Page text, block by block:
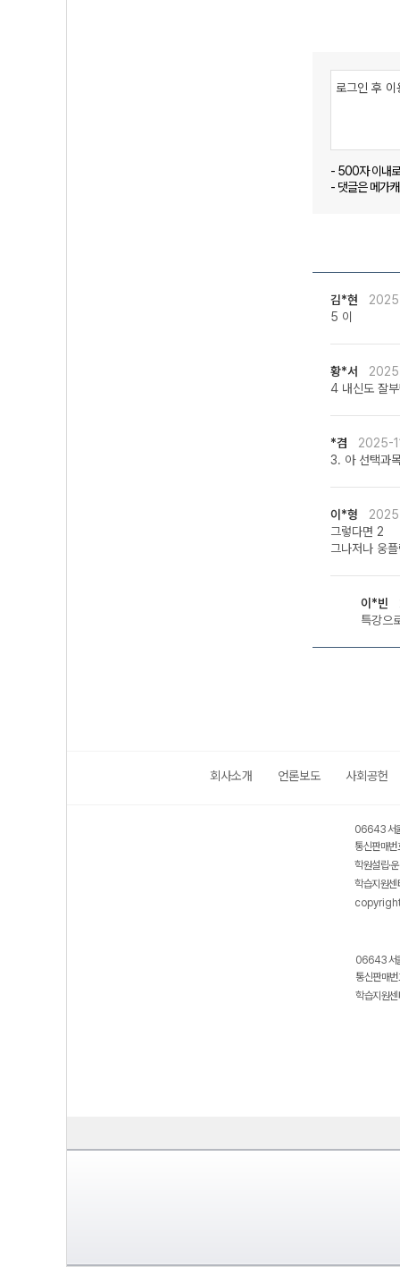
- 500자 이내
- 댓글은 메가
김*현
5 이
황*서
4 내신도 잘
*겸
2025-
3. 아 선택과
이*형
그렇다면 2
그나저나 웅
이*빈
특강으
회사소개 언론보도 사회공헌
06643 서
통신판매
학원설립·
학습지원
06643 서
통신판매
학습지원